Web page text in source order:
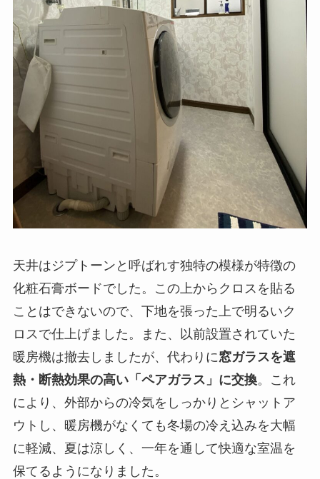
天井はジプトーンと呼ばれす独特の模様が特徴の
化粧石膏ボードでした。この上からクロスを貼る
ことはできないので、下地を張った上で明るいク
ロスで仕上げました。また、以前設置されていた
暖房機は撤去しましたが、代わりに窓ガラスを遮
熱・断熱効果の高い「ペアガラス」に交換。これ
により、外部からの冷気をしっかりとシャットア
ウトし、暖房機がなくても冬場の冷え込みを大幅
に軽減、夏は涼しく、一年を通して快適な室温を
保てるようになりました。